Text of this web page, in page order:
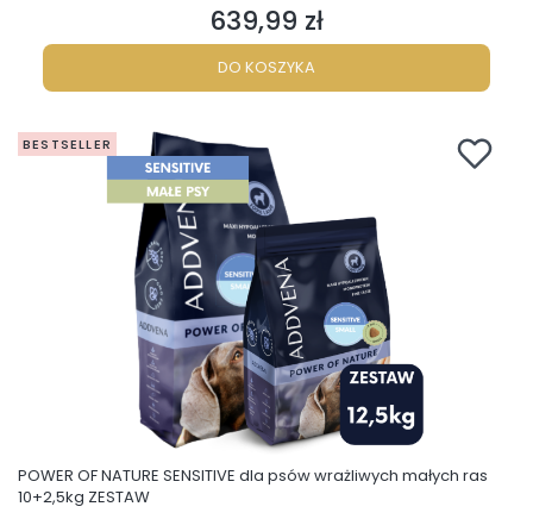
Cena
639,99 zł
DO KOSZYKA
BESTSELLER
POWER OF NATURE SENSITIVE dla psów wrażliwych małych ras
10+2,5kg ZESTAW